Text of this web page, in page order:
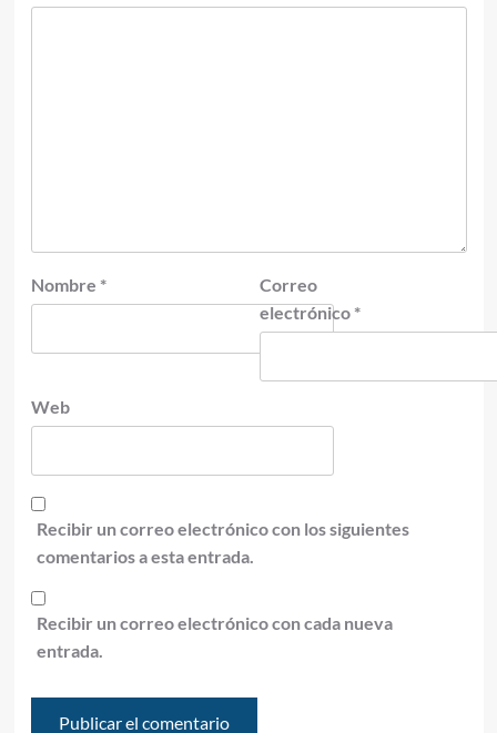
Nombre *
Correo
electrónico *
Web
Recibir un correo electrónico con los siguientes
comentarios a esta entrada.
Recibir un correo electrónico con cada nueva
entrada.